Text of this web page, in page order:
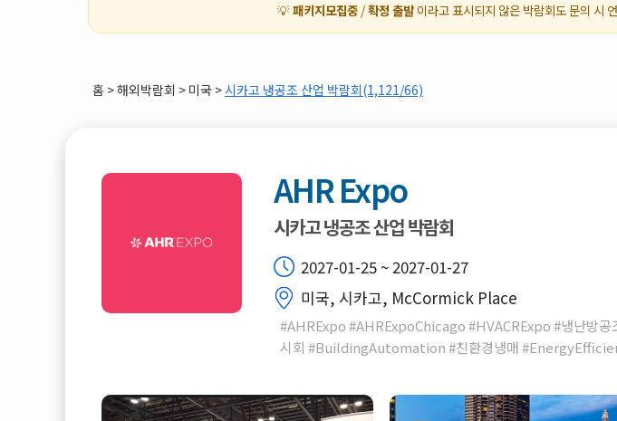
💡패키지모집중/확정 출발이라고 표시되지 않은 박람회도 문의 시
홈 >해외박람회 > 미국 >시카고 냉공조 산업 박람회(1,121/66)
AHR Expo
시카고 냉공조 산업 박람회
2027-01-25 ~ 2027-01-27
미국, 시카고, McCormick Place
#AHRExpo #AHRExpoChicago #HVACRExpo #냉난방
시회 #BuildingAutomation #친환경냉매